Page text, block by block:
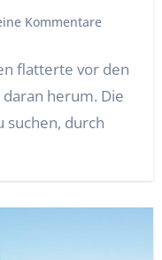
Kommentare
flatterte vor den
herum. Die
suchen, durch